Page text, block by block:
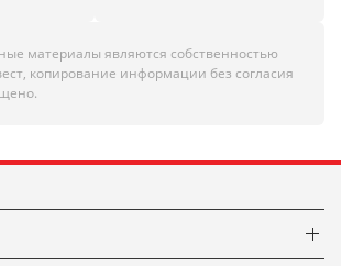
материалы являются собственностью
копирование информации без согласия